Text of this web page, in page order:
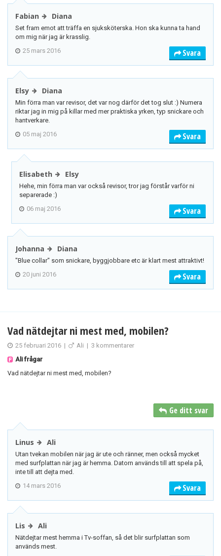
Fabian Diana
Set fram emot att träffa en sjuksköterska. Hon ska kunna ta hand
om mig när jag är krasslig.
25 mars 2016
Svara
Elsy Diana
Min förra man var revisor, det var nog därför det tog slut :) Numera
riktar jag in mig på killar med mer praktiska yrken, typ snickare och
hantverkare.
05 maj 2016
Svara
Elisabeth Elsy
Hehe, min förra man var också revisor, tror jag förstår varför ni
separerade :)
06 maj 2016
Svara
Johanna Diana
"Blue collar" som snickare, byggjobbare etc är klart mest attraktivt!
20 juni 2016
Svara
Vad nätdejtar ni mest med, mobilen?
25 februari 2016 | Ali | 3 kommentarer
Ali frågar
Vad nätdejtar ni mest med, mobilen?
Ge ditt svar
Linus Ali
Utan tvekan mobilen när jag är ute och ränner, men också mycket
med surfplattan när jag är hemma. Datorn används till att spela på,
inte till att dejta med.
14 mars 2016
Svara
Lis Ali
Nätdejtar mest hemma i Tv-soffan, så det blir surfplattan som
används mest.